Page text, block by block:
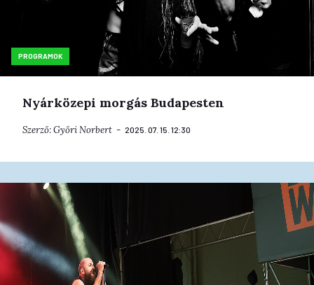
PROGRAMOK
Nyárközepi morgás Budapesten
Szerző:Győri Norbert 2025. 07. 15. 12:30